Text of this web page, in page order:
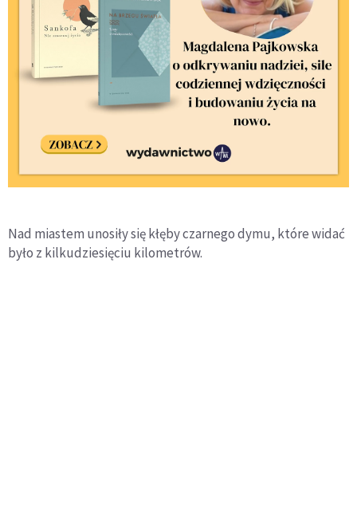
Nad miastem unosiły się kłęby czarnego dymu, które widać
było z kilkudziesięciu kilometrów.